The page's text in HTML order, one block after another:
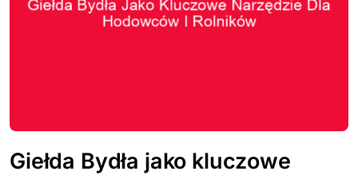
Giełda Bydła jako kluczowe